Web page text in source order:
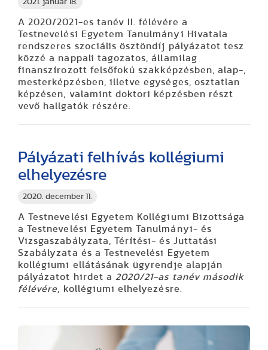
2021. január 18.
A 2020/2021-es tanév II. félévére a
Testnevelési Egyetem Tanulmányi Hivatala
rendszeres szociális ösztöndíj pályázatot tesz
közzé a nappali tagozatos, államilag
finanszírozott felsőfokú szakképzésben, alap-,
mesterképzésben, illetve egységes, osztatlan
képzésen, valamint doktori képzésben részt
vevő hallgatók részére.
2020. december 11.
Pályázati felhívás kollégiumi
elhelyezésre
A Testnevelési Egyetem Kollégiumi Bizottsága
a Testnevelési Egyetem Tanulmányi- és
Vizsgaszabályzata, Térítési- és Juttatási
Szabályzata és a Testnevelési Egyetem
kollégiumi ellátásának ügyrendje alapján
pályázatot hirdet a2020/21-as tanév második
félévére, kollégiumi elhelyezésre.